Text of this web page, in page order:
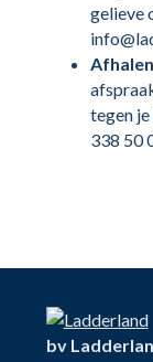
gelieve
tegen
338 50
bv